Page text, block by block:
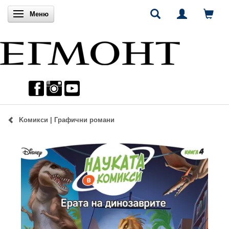
Включи навигацията
Меню
Kомикси | Графични романи